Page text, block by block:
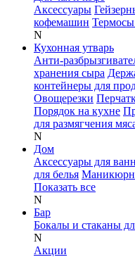
Аксессуары
кофемашин
N
Кухонная утварь
Анти-
хранения сыра
контейнеры для
Овощерезки
Порядок на кухне
для размягчения
N
Дом
Аксессуары для
для белья
Показать все
N
Бар
Бокалы и стаканы
N
Акции